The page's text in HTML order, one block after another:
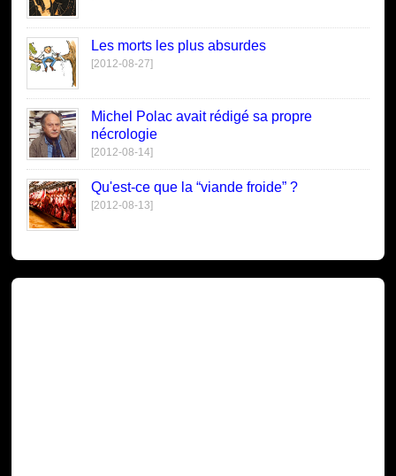
Les morts les plus absurdes
[2012-08-27]
Michel Polac avait rédigé sa propre
nécrologie
[2012-08-14]
Qu'est-ce que la “viande froide” ?
[2012-08-13]